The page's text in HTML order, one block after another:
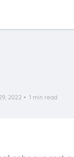
2022 • 1 min read